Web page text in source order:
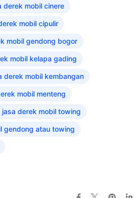
derek mobil cinere
mobil cipulir
mobil gendong bogor
mobil kelapa gading
derek mobil kembangan
mobil menteng
jasa derek mobil towing
gendong atau towing